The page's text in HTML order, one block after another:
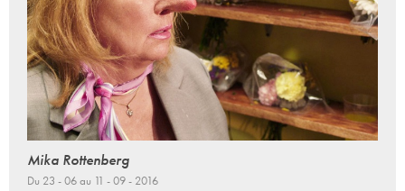
Mika Rottenberg
Du 23 - 06 au 11 - 09 - 2016